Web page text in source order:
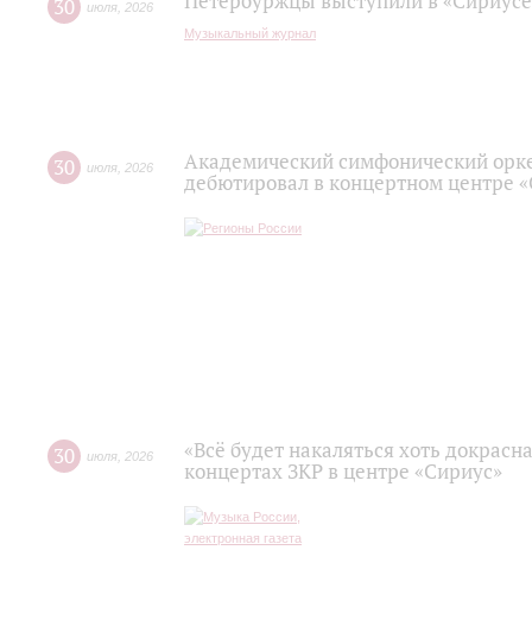
30 июля 2026
Музыкальный журнал
30 июля 2026
Академический симфонический
дебютировал в концертном центре
30 июля 2026
«Всё будет накаляться хоть
концертах ЗКР в центре «Сириус»